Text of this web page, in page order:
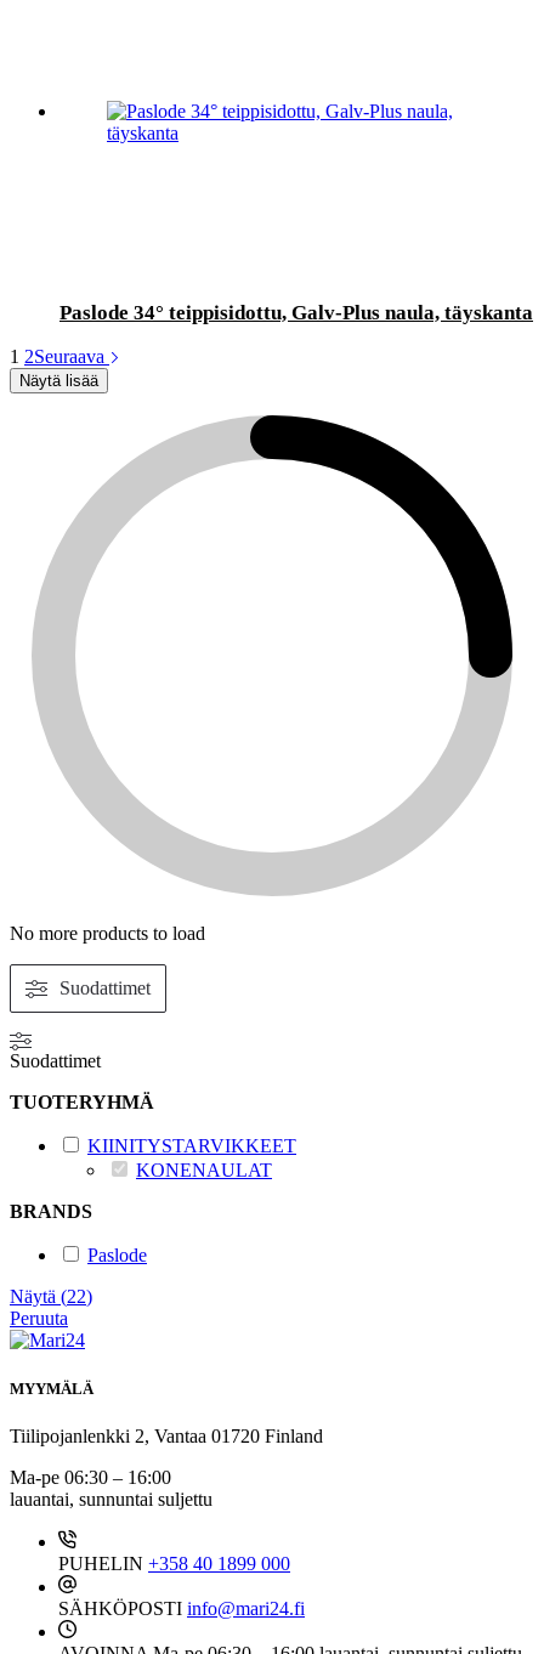
Paslode 34° teippisidottu, Galv-Plus naula, täyskanta
1 2Seuraava
Näytä lisää
No more products to load
Suodattimet
Suodattimet
TUOTERYHMÄ
KIINITYSTARVIKKEET
KONENAULAT
BRANDS
Paslode
Näytä (22)
Peruuta
MYYMÄLÄ
Tiilipojanlenkki 2, Vantaa 01720 Finland
Ma-pe 06:30 – 16:00
lauantai, sunnuntai suljettu
PUHELIN +358 40 1899 000
SÄHKÖPOSTI info@mari24.fi